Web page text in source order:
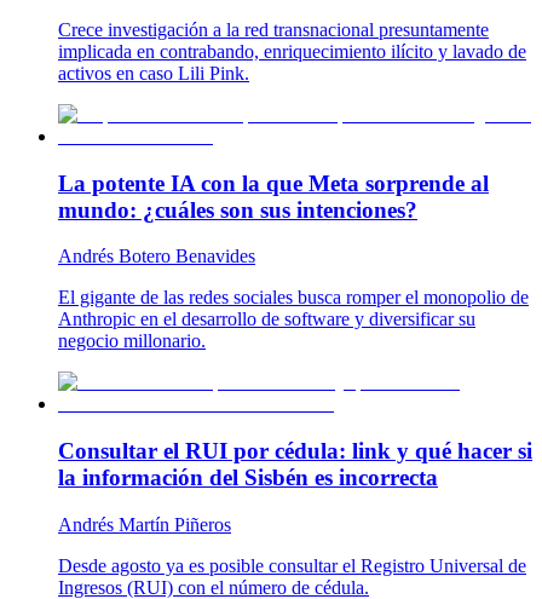
Crece investigación a la red transnacional presuntamente
implicada en contrabando, enriquecimiento ilícito y lavado de
activos en caso Lili Pink.
La potente IA con la que Meta sorprende al
mundo: ¿cuáles son sus intenciones?
Andrés Botero Benavides
El gigante de las redes sociales busca romper el monopolio de
Anthropic en el desarrollo de software y diversificar su
negocio millonario.
Consultar el RUI por cédula: link y qué hacer si
la información del Sisbén es incorrecta
Andrés Martín Piñeros
Desde agosto ya es posible consultar el Registro Universal de
Ingresos (RUI) con el número de cédula.